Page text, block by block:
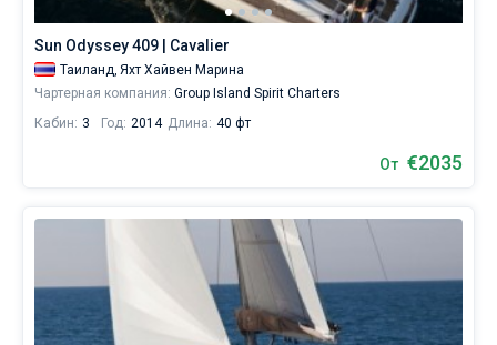
регионы
для
яхтинга:
Хайвен
Пхукет.
Sun Odyssey 409 | Cavalier
Таиланд, Яхт Хайвен Марина
Чартерная компания: Group Island Spirit Charters
Кабин: 3 Год: 2014 Длина: 40 фт
От €2035